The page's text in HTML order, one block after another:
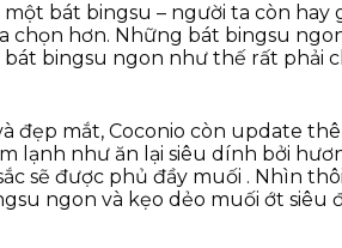
bát bingsu – người ta còn hay
chọn hơn. Những bát bingsu
bingsu ngon như thế rất phải
đẹp mắt, Coconio còn update
lạnh như ăn lại siêu dính bởi
sẽ được phủ đầy muối . Nhìn
ngon và kẹo dẻo muối ớt siêu